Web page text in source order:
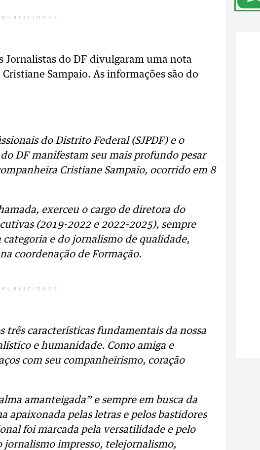
PUBLICIDADE
Jornalistas do DF divulgaram uma nota
Sampaio. As informações são do
do Distrito Federal (SJPDF) e o
DF manifestam seu mais profundo pesar
Cristiane Sampaio, ocorrido em 8
exerceu o cargo de diretora do
(2019-2022 e 2022-2025), sempre
e do jornalismo de qualidade,
coordenação de Formação.
PUBLICIDADE
três características fundamentais da nossa
e humanidade. Como amiga e
com seu companheirismo, coração
amanteigada” e sempre em busca da
apaixonada pelas letras e pelos bastidores
foi marcada pela versatilidade e pelo
jornalismo impresso, telejornalismo,